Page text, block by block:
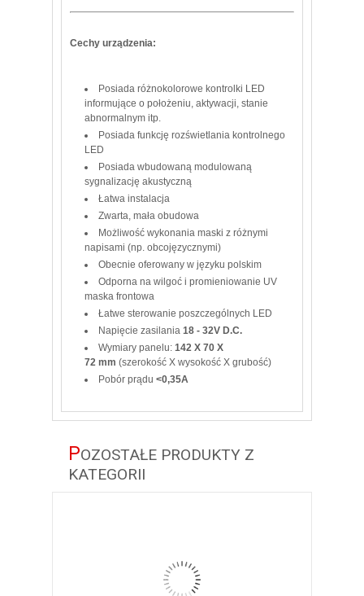
Cechy urządzenia:
Posiada różnokolorowe kontrolki LED
informujące o położeniu, aktywacji, stanie
abnormalnym itp.
Posiada funkcję rozświetlania kontrolnego
LED
Posiada wbudowaną modulowaną
sygnalizację akustyczną
Łatwa instalacja
Zwarta, mała obudowa
Możliwość wykonania maski z różnymi
napisami (np. obcojęzycznymi)
Obecnie oferowany w języku polskim
Odporna na wilgoć i promieniowanie UV
maska frontowa
Łatwe sterowanie poszczególnych LED
Napięcie zasilania 18 - 32V D.C.
Wymiary panelu: 142 X 70 X
72 mm (szerokość X wysokość X grubość)
Pobór prądu <0,35A
POZOSTAŁE PRODUKTY Z
KATEGORII